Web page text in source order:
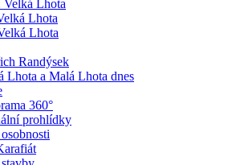
Velká Lhota
Lhota
Lhota
Randýsek
Lhota a Malá Lhota dnes
360°
prohlídky